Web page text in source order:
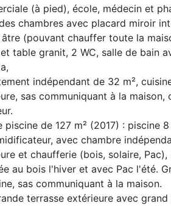
(à pied), école, médecin et
chambres avec placard miroir
âtre (pouvant chauffer toute la
table granit, 2 WC, salle de bain
indépendant de 32 m²,
sas communiquant à la
piscine de 127 m² (2017) : piscine
avec chambre
et chaufferie (bois, solaire, Pac),
au bois l'hiver et avec Pac l'été.
sas communiquant à la maison.
terrasse extérieure avec